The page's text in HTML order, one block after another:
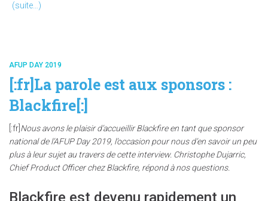
(suite…)
AFUP DAY 2019
[:fr]La parole est aux sponsors :
Blackfire[:]
[:fr] Nous avons le plaisir d’accueillir Blackfire en tant que sponsor
national de l’AFUP Day 2019, l’occasion pour nous d’en savoir un peu
plus à leur sujet au travers de cette interview. Christophe Dujarric,
Chief Product Officer chez Blackfire, répond à nos questions.
Blackfire est devenu rapidement un